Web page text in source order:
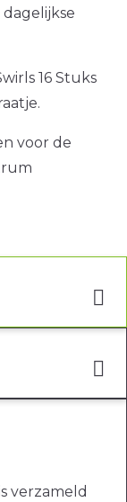
16 Stuks
voor de
verzameld